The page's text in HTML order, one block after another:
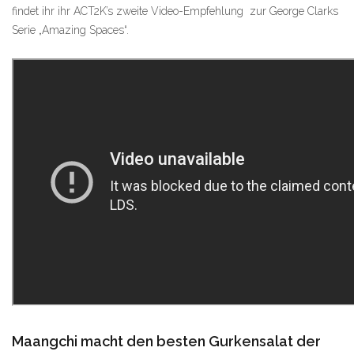
findet ihr ihr ACT2K’s zweite Video-Empfehlung zur George Clarks
Serie „Amazing Spaces“.
Maangchi macht den besten Gurkensalat der